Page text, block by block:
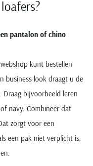
pantalon of chino
kunt bestellen
business look draagt u de
bijvoorbeeld leren
navy. Combineer dat
zorgt voor een
een pak niet verplicht is,